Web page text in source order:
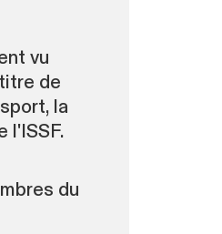
vu
de
la
l'ISSF.
du